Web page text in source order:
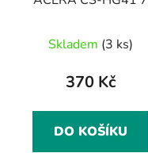
BALENÍ
Skladem (3 ks)
370 Kč
DO KOŠÍKU